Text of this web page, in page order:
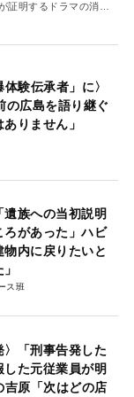
証明するドラマの消
験伝承者」に〉
の広島を語り継ぐ
りません」
遺族への当初説明
があった」ハビ
内に戻りたいと
ス班
〉「刑事告発した
た元従業員が明
吉原「次はどの店